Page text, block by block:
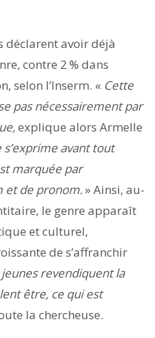
déclarent avoir déjà
contre 2 % dans
selon l’Inserm. « Cette
pas nécessairement par
explique alors Armelle
avant tout
marquée par
et de pronom.» Ainsi, au-
le genre apparaît
et culturel,
de s’affranchir
revendiquent la
être, ce qui est
la chercheuse.